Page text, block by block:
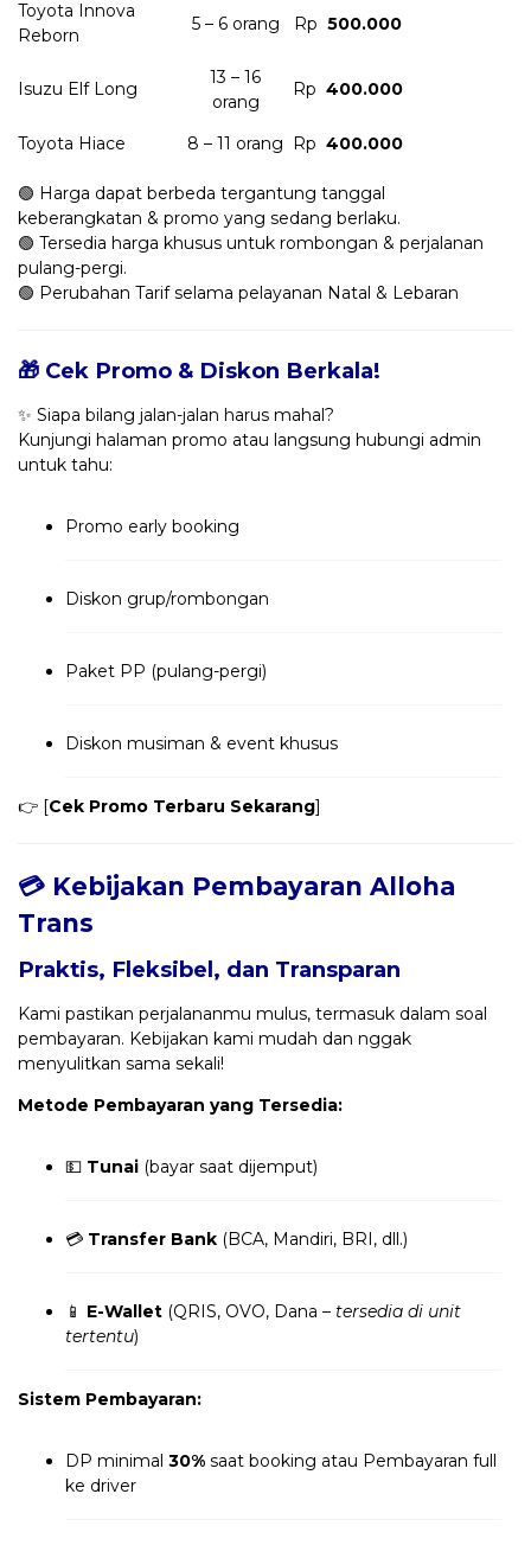
Toyota Innova
Reborn
5 – 6 orang Rp 500.000
Isuzu Elf Long
13 – 16
orang
Rp 400.000
Toyota Hiace 8 – 11 orang Rp 400.000
🟢 Harga dapat berbeda tergantung tanggal
keberangkatan & promo yang sedang berlaku.
🟢 Tersedia harga khusus untuk rombongan & perjalanan
pulang-pergi.
🟢 Perubahan Tarif selama pelayanan Natal & Lebaran
🎁 Cek Promo & Diskon Berkala!
✨ Siapa bilang jalan-jalan harus mahal?
Kunjungi halaman promo atau langsung hubungi admin
untuk tahu:
Promo early booking
Diskon grup/rombongan
Paket PP (pulang-pergi)
Diskon musiman & event khusus
👉 [Cek Promo Terbaru Sekarang]
💳 Kebijakan Pembayaran Alloha
Trans
Praktis, Fleksibel, dan Transparan
Kami pastikan perjalananmu mulus, termasuk dalam soal
pembayaran. Kebijakan kami mudah dan nggak
menyulitkan sama sekali!
Metode Pembayaran yang Tersedia:
💵 Tunai (bayar saat dijemput)
💳 Transfer Bank (BCA, Mandiri, BRI, dll.)
📱 E-Wallet (QRIS, OVO, Dana – tersedia di unit
tertentu)
Sistem Pembayaran:
DP minimal 30% saat booking atau Pembayaran full
ke driver